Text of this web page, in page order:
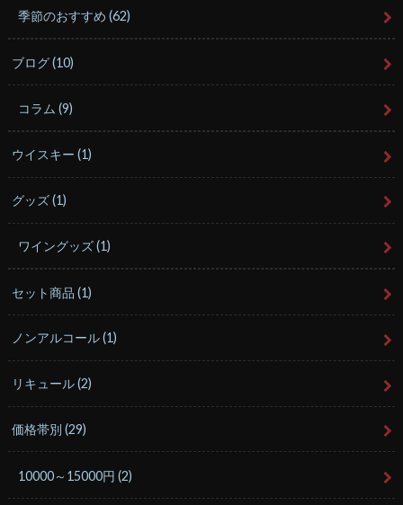
季節のおすすめ(62)
ブログ(10)
コラム(9)
ウイスキー(1)
グッズ(1)
ワイングッズ(1)
セット商品(1)
ノンアルコール(1)
リキュール(2)
価格帯別(29)
10000～15000円(2)